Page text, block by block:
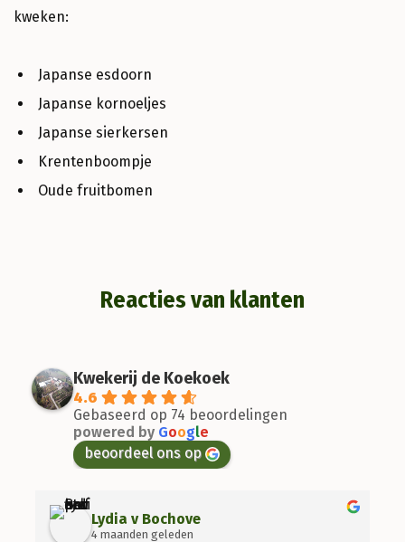
kweken:
Japanse esdoorn
Japanse kornoeljes
Japanse sierkersen
Krentenboompje
Oude fruitbomen
Reacties van klanten
Kwekerij de Koekoek
4.6
Gebaseerd op 74 beoordelingen
powered by Google
beoordeel ons op
Lydia v Bochove
4 maanden geleden